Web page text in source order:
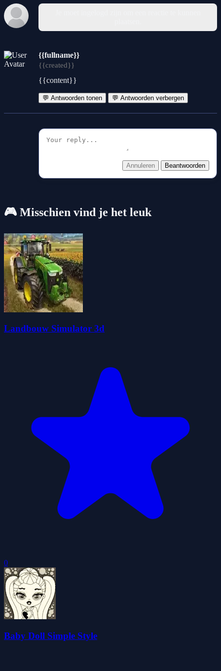
{{fullname}}
{{created}}
{{content}}
💬 Antwoorden tonen 💬 Antwoorden verbergen
Annuleren Beantwoorden
🎮 Misschien vind je het leuk
Landbouw Simulator 3d
0
Baby Doll Simple Style